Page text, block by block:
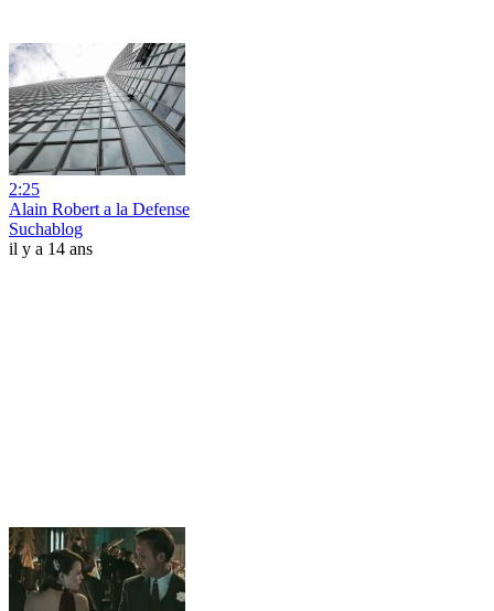
2:25
Alain Robert a la Defense
Suchablog
il y a 14 ans